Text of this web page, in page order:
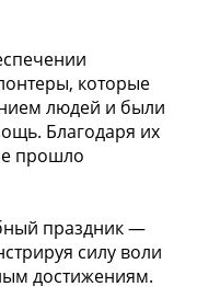
которые
людей и были
Благодаря их
прошло
праздник —
силу воли
достижениям.